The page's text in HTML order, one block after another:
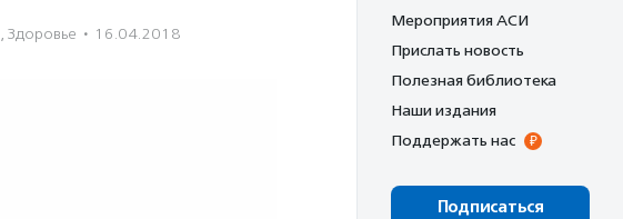
, Здоровье · 16.04.2018
Мероприятия АСИ
Прислать новость
Полезная библиотека
Наши издания
Поддержать нас
Подписаться